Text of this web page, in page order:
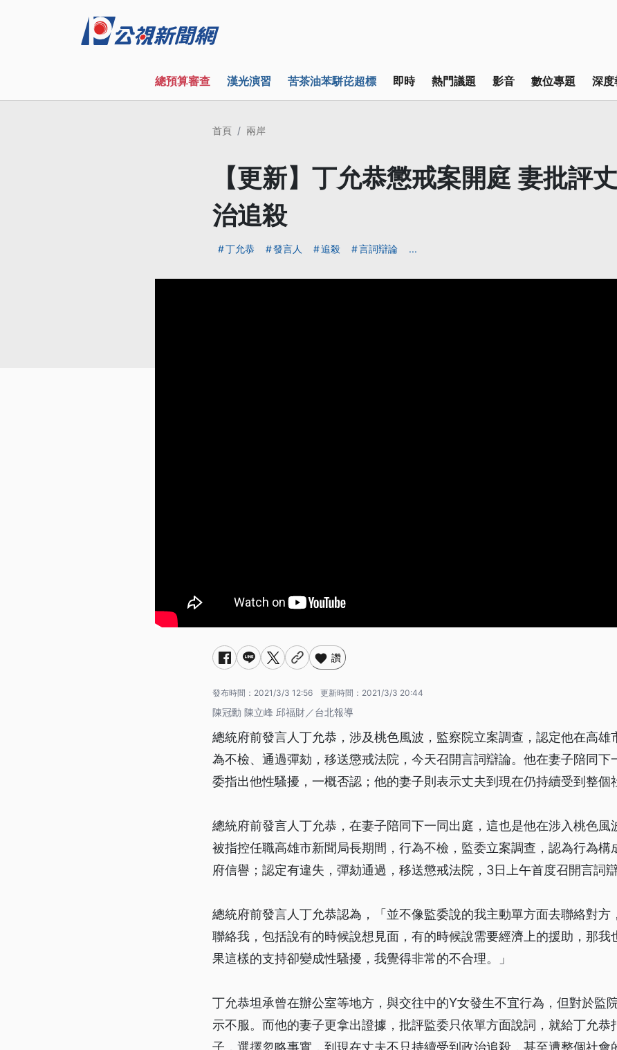
總預算審查 漢光演習 苦茶油苯駢芘超標 即時 熱門議題 影音 數位專題 深度
首頁 兩岸
【更新】丁允恭懲戒案開庭 妻批評
治追殺
丁允恭 發言人 追殺 言詞辯論 ...
讚
發布時間： 2021/3/3 12:56 更新時間： 2021/3/3 20:44
陳冠勳 陳立峰 邱福財／台北報導
總統府前發言人丁允恭，涉及桃色風波，監察院立案調查，認定他在高雄
為不檢、通過彈劾，移送懲戒法院，今天召開言詞辯論。他在妻子陪同下
委指出他性騷擾，一概否認；他的妻子則表示丈夫到現在仍持續受到整個
總統府前發言人丁允恭，在妻子陪同下一同出庭，這也是他在涉入桃色風
被指控任職高雄市新聞局長期間，行為不檢，監委立案調查，認為行為構
府信譽；認定有違失，彈劾通過，移送懲戒法院，3日上午首度召開言詞辯
總統府前發言人丁允恭認為，「並不像監委說的我主動單方面去聯絡對方
聯絡我，包括說有的時候說想見面，有的時候說需要經濟上的援助，那我
果這樣的支持卻變成性騷擾，我覺得非常的不合理。」
丁允恭坦承曾在辦公室等地方，與交往中的Y女發生不宜行為，但對於監
示不服。而他的妻子更拿出證據，批評監委只依單方面說詞，就給丁允恭
子，選擇忽略事實，到現在丈夫不只持續受到政治追殺，甚至遭整個社會